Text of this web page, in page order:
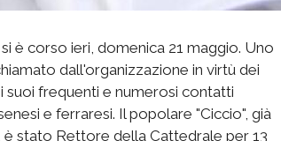
è corso ieri, domenica 21 maggio. Uno
dall'organizzazione in virtù dei
suoi frequenti e numerosi contatti
e ferraresi. Il popolare "Ciccio", già
stato Rettore della Cattedrale per 13